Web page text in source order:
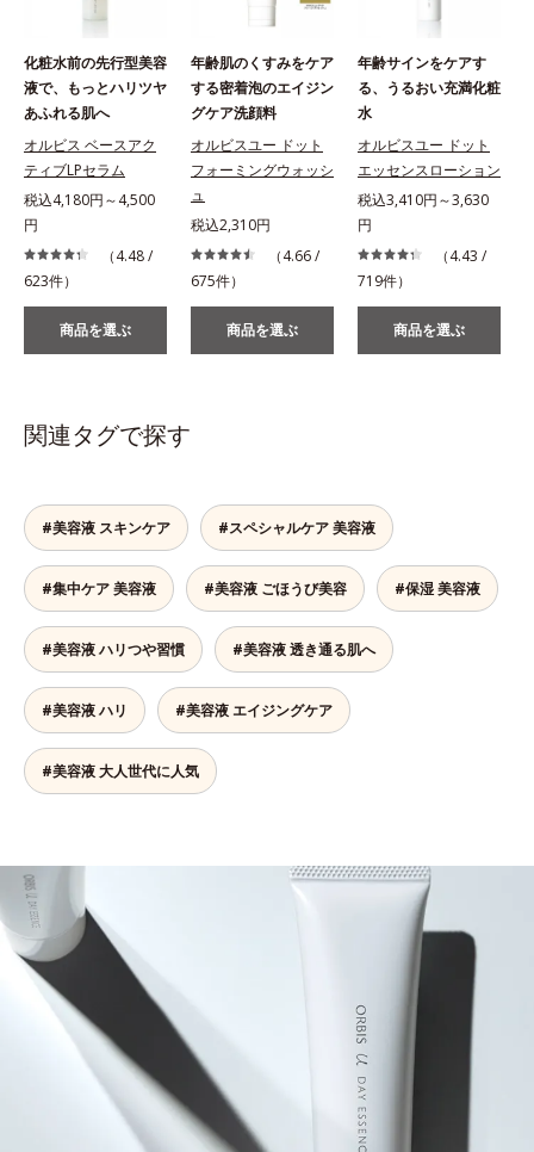
化粧水前の先行型美容
液で、もっとハリツヤ
あふれる肌へ
オルビス ベースアク
ティブLPセラム
税込4,180円～4,500
円
（4.48 /
623件）
商品を選ぶ
年齢肌のくすみをケア
する密着泡のエイジン
グケア洗顔料
オルビスユー ドット
フォーミングウォッシ
ュ
税込2,310円
（4.66 /
675件）
商品を選ぶ
年齢サインをケアす
る、うるおい充満化粧
水
オルビスユー ドット
エッセンスローション
税込3,410円～3,630
円
（4.43 /
719件）
商品を選ぶ
関連タグで探す
#美容液 スキンケア #スペシャルケア 美容液
#集中ケア 美容液 #美容液 ごほうび美容 #保湿 美容液
#美容液 ハリつや習慣 #美容液 透き通る肌へ
#美容液 ハリ #美容液 エイジングケア
#美容液 大人世代に人気